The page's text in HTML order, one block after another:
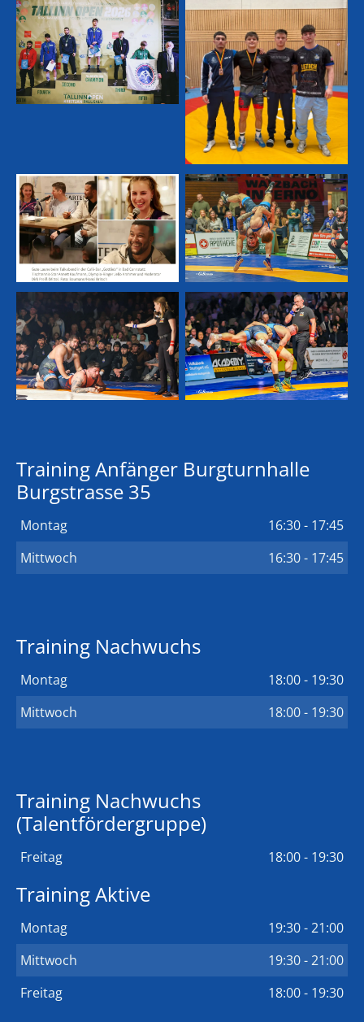
Training Anfänger Burgturnhalle
Burgstrasse 35
Montag
16:30 - 17:45
Mittwoch
16:30 - 17:45
Training Nachwuchs
Montag
18:00 - 19:30
Mittwoch
18:00 - 19:30
Training Nachwuchs
(Talentfördergruppe)
Freitag 18:00 - 19:30
Training Aktive
Montag
19:30 - 21:00
Mittwoch
19:30 - 21:00
Freitag
18:00 - 19:30